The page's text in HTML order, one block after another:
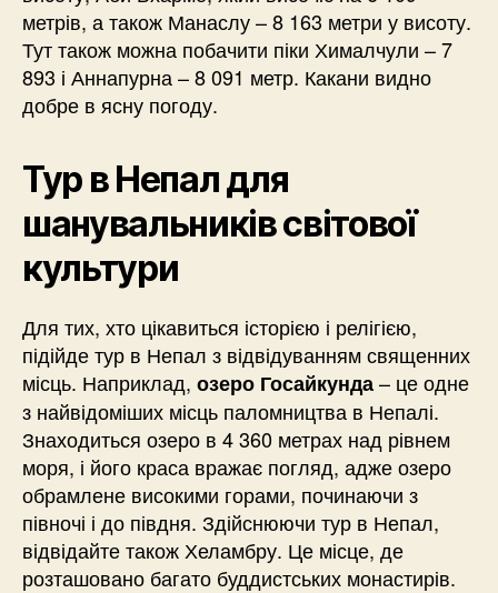
метрів, а також Манаслу – 8 163 метри у висоту.
Тут також можна побачити піки Хималчули – 7
893 і Аннапурна – 8 091 метр. Какани видно
добре в ясну погоду.
Тур в Непал для
шанувальників світової
культури
Для тих, хто цікавиться історією і релігією,
підійде тур в Непал з відвідуванням священних
місць. Наприклад, озеро Госайкунда– це одне
з найвідоміших місць паломництва в Непалі.
Знаходиться озеро в 4 360 метрах над рівнем
моря, і його краса вражає погляд, адже озеро
обрамлене високими горами, починаючи з
півночі і до півдня. Здійснюючи тур в Непал,
відвідайте також Хеламбру. Це місце, де
розташовано багато буддистських монастирів.